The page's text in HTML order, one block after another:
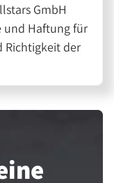
GmbH
und Haftung für
Richtigkeit der